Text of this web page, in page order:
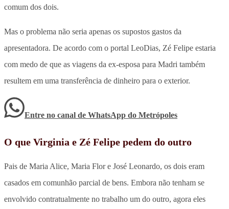
comum dos dois.
Mas o problema não seria apenas os supostos gastos da
apresentadora. De acordo com o portal LeoDias, Zé Felipe estaria
com medo de que as viagens da ex-esposa para Madri também
resultem em uma transferência de dinheiro para o exterior.
Entre no canal de WhatsApp do Metrópoles
O que Virginia e Zé Felipe pedem do outro
Pais de Maria Alice, Maria Flor e José Leonardo, os dois eram
casados em comunhão parcial de bens. Embora não tenham se
envolvido contratualmente no trabalho um do outro, agora eles